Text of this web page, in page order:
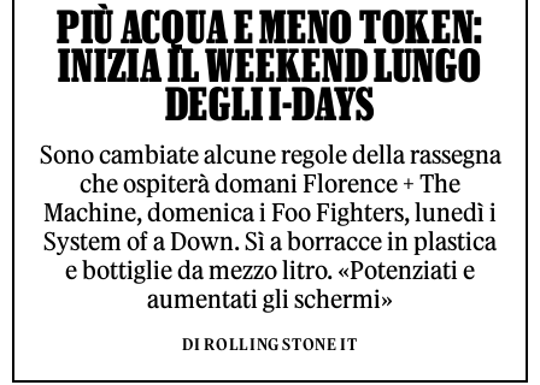
PIÙ ACQUA E MENO TOKEN:
INIZIA IL WEEKEND LUNGO
DEGLI I-DAYS
Sono cambiate alcune regole della rassegna
che ospiterà domani Florence + The
Machine, domenica i Foo Fighters, lunedì i
System of a Down. Sì a borracce in plastica
e bottiglie da mezzo litro. «Potenziati e
aumentati gli schermi»
DI ROLLING STONE IT